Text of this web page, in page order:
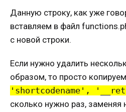
Данную строку, как уже
вставляем в файл
с новой строки.
Если нужно удалить
образом, то просто копируем
'shortcodename',
сколько нужно раз, заменяя